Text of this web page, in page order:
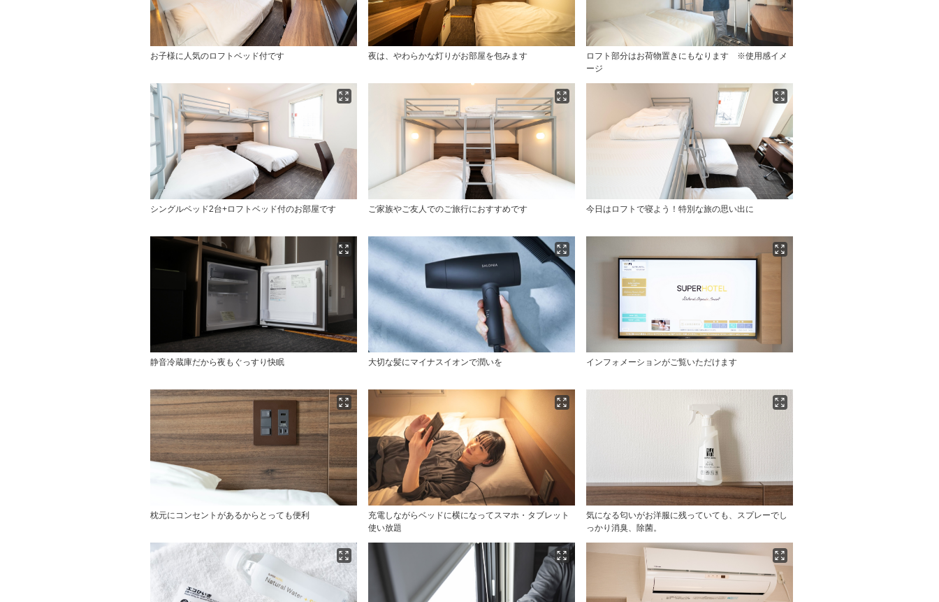
お子様に人気のロフトベッド付です 夜は、やわらかな灯りがお部屋を包みます
ロフト部分はお荷物置きにもなります ※使用感イメ
ージ
シングルベッド2台+ロフトベッド付のお部屋です ご家族やご友人でのご旅行におすすめです 今日はロフトで寝よう！特別な旅の思い出に
静音冷蔵庫だから夜もぐっすり快眠 大切な髪にマイナスイオンで潤いを インフォメーションがご覧いただけます
枕元にコンセントがあるからとっても便利
充電しながらベッドに横になってスマホ・タブレット
使い放題
気になる匂いがお洋服に残っていても、スプレーでし
っかり消臭、除菌。